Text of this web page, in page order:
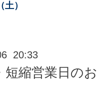
）
20:33
短縮営業日の